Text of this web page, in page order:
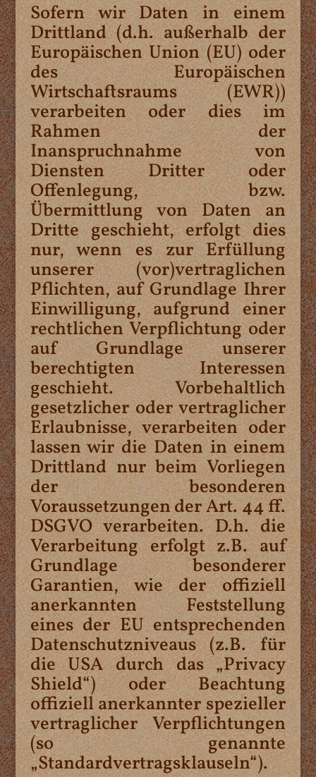
Sofern wir Daten in einem
Drittland (d.h. außerhalb der
Europäischen Union (EU) oder
des Europäischen
Wirtschaftsraums (EWR))
verarbeiten oder dies im
Rahmen der
Inanspruchnahme von
Diensten Dritter oder
Offenlegung, bzw.
Übermittlung von Daten an
Dritte geschieht, erfolgt dies
nur, wenn es zur Erfüllung
unserer (vor)vertraglichen
Pflichten, auf Grundlage Ihrer
Einwilligung, aufgrund einer
rechtlichen Verpflichtung oder
auf Grundlage unserer
berechtigten Interessen
geschieht. Vorbehaltlich
gesetzlicher oder vertraglicher
Erlaubnisse, verarbeiten oder
lassen wir die Daten in einem
Drittland nur beim Vorliegen
der besonderen
Voraussetzungen der Art. 44 ff.
DSGVO verarbeiten. D.h. die
Verarbeitung erfolgt z.B. auf
Grundlage besonderer
Garantien, wie der offiziell
anerkannten Feststellung
eines der EU entsprechenden
Datenschutzniveaus (z.B. für
die USA durch das „Privacy
Shield“) oder Beachtung
offiziell anerkannter spezieller
vertraglicher Verpflichtungen
(so genannte
„Standardvertragsklauseln“).